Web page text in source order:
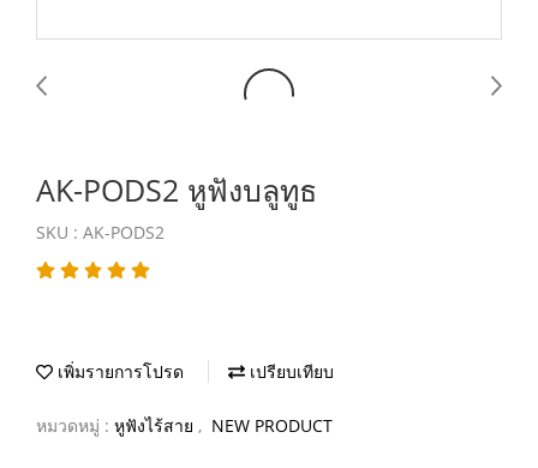
AK-PODS2 หูฟังบลูทูธ
SKU : AK-PODS2
เพิ่มรายการโปรด เปรียบเทียบ
หมวดหมู่ : หูฟังไร้สาย , NEW PRODUCT